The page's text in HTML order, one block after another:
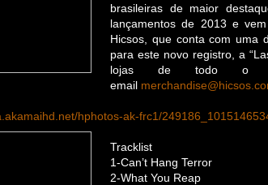
brasileiras de maior
lançamentos de 2013 e
Hicsos, que conta com uma
para este novo registro, a
lojas de todo o
email
hphotos-ak-frc1/
Tracklist
1-Can’t Hang Terror
2-What You Reap